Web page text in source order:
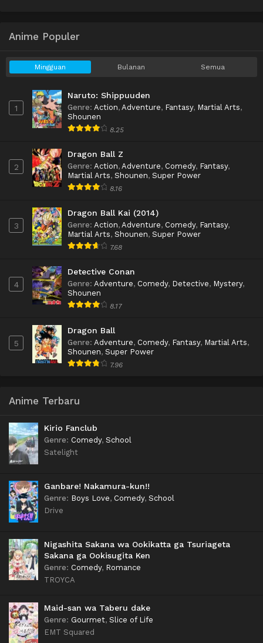
Anime Populer
Mingguan Bulanan Semua
1
Naruto: Shippuuden
Genre: Action, Adventure, Fantasy, Martial Arts,
Shounen
8.25
2
Dragon Ball Z
Genre: Action, Adventure, Comedy, Fantasy,
Martial Arts, Shounen, Super Power
8.16
3
Dragon Ball Kai (2014)
Genre: Action, Adventure, Comedy, Fantasy,
Martial Arts, Shounen, Super Power
7.68
4
Detective Conan
Genre: Adventure, Comedy, Detective, Mystery,
Shounen
8.17
5
Dragon Ball
Genre: Adventure, Comedy, Fantasy, Martial Arts,
Shounen, Super Power
7.96
Anime Terbaru
Kirio Fanclub
Genre: Comedy, School
Satelight
Ganbare! Nakamura-kun!!
Genre: Boys Love, Comedy, School
Drive
Nigashita Sakana wa Ookikatta ga Tsuriageta
Sakana ga Ookisugita Ken
Genre: Comedy, Romance
TROYCA
Maid-san wa Taberu dake
Genre: Gourmet, Slice of Life
EMT Squared